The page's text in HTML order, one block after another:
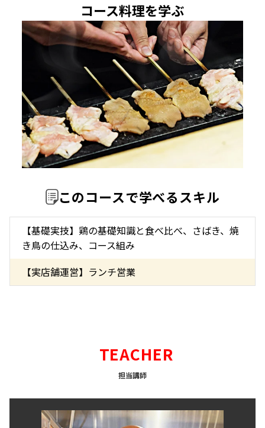
コース料理を学ぶ
このコースで学べるスキル
【基礎実技】鶏の基礎知識と食べ比べ、さばき、焼
き鳥の仕込み、コース組み
【実店舗運営】ランチ営業
TEACHER
担当講師